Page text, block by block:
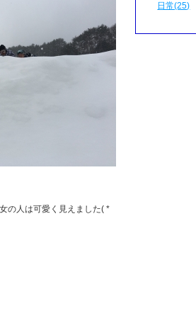
の人は可愛く見えました( *
日常(25)